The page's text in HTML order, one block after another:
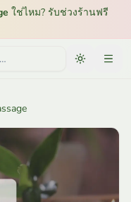
ใช่ไหม? รับช่วงร้านฟรี